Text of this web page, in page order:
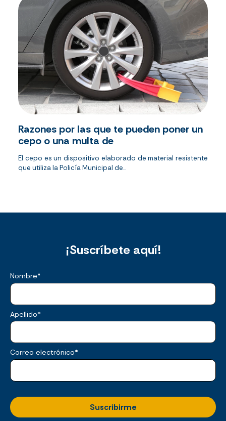
Razones por las que te pueden poner un
cepo o una multa de
El cepo es un dispositivo elaborado de material resistente
que utiliza la Policía Municipal de...
¡Suscríbete aquí!
Nombre*
Apellido*
Correo electrónico*